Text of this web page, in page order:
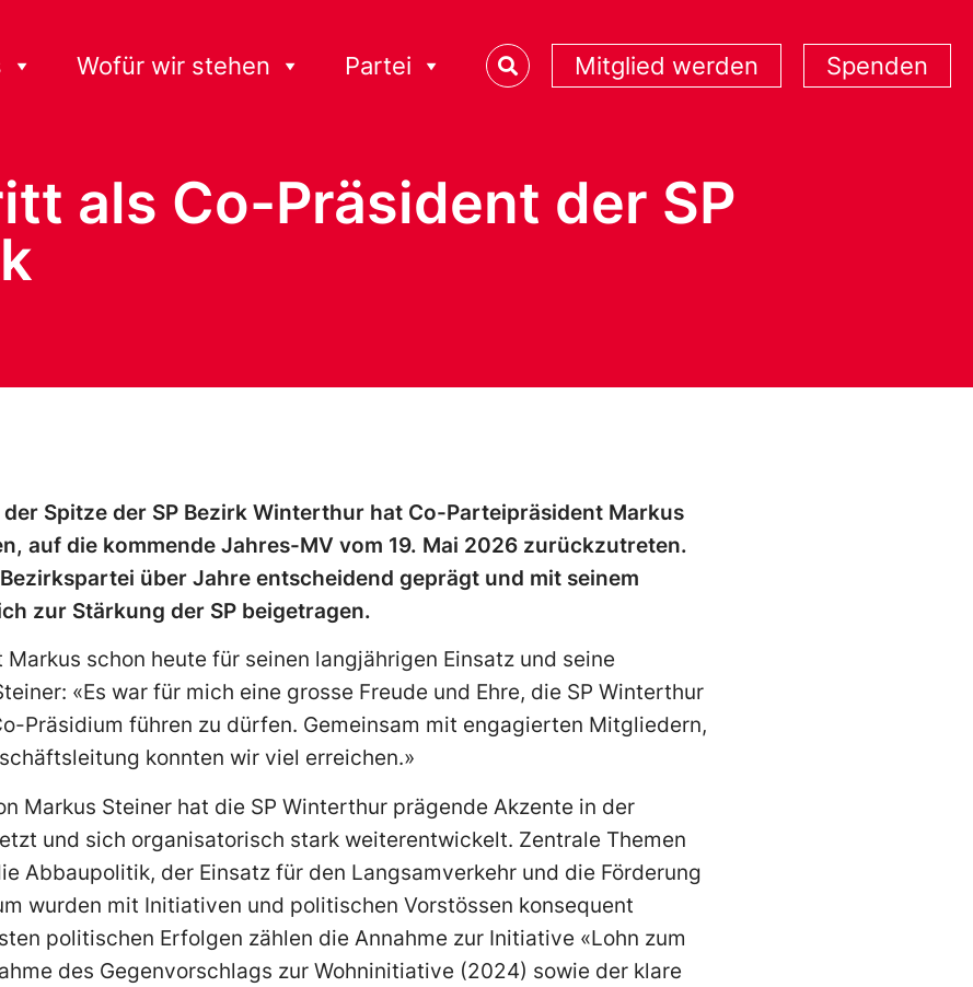
Wofür wir stehen Partei Mitglied werden Spenden
als Co-Präsident der SP
Spitze der SP Bezirk Winterthur hat Co-Parteipräsident Markus
auf die kommende Jahres-MV vom 19. Mai 2026 zurückzutreten.
über Jahre entscheidend geprägt und mit seinem
zur Stärkung der SP beigetragen.
schon heute für seinen langjährigen Einsatz und seine
«Es war für mich eine grosse Freude und Ehre, die SP Winterthur
Präsidium führen zu dürfen. Gemeinsam mit engagierten Mitgliedern,
konnten wir viel erreichen.»
Markus Steiner hat die SP Winterthur prägende Akzente in der
und sich organisatorisch stark weiterentwickelt. Zentrale Themen
Abbaupolitik, der Einsatz für den Langsamverkehr und die Förderung
wurden mit Initiativen und politischen Vorstössen konsequent
politischen Erfolgen zählen die Annahme zur Initiative «Lohn zum
des Gegenvorschlags zur Wohninitiative (2024) sowie der klare